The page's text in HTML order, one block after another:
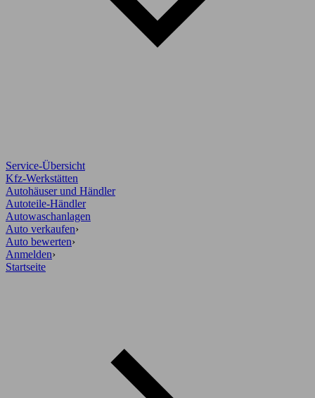
Service-Übersicht
Kfz-Werkstätten
Autohäuser und Händler
Autoteile-Händler
Autowaschanlagen
Auto verkaufen›
Auto bewerten›
Anmelden›
Startseite